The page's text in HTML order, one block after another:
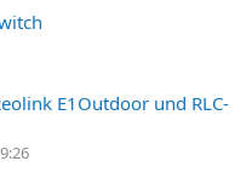
E1Outdoor und RLC-